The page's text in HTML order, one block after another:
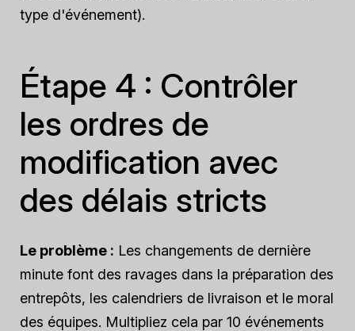
type d'événement).
Étape 4 : Contrôler
les ordres de
modification avec
des délais stricts
Le problème : Les changements de dernière
minute font des ravages dans la préparation des
entrepôts, les calendriers de livraison et le moral
des équipes. Multipliez cela par 10 événements